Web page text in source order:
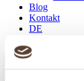
Blog
Kontakt
DE
Suche
nach: